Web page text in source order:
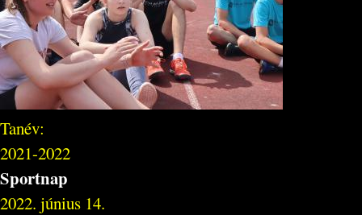
Tanév:
2021-2022
Sportnap
2022. június 14.